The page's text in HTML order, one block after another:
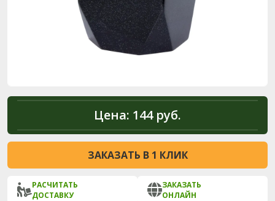
Цена: 144 руб.
ЗАКАЗАТЬ В 1 КЛИК
РАСЧИТАТЬ
ДОСТАВКУ
ЗАКАЗАТЬ
ОНЛАЙН